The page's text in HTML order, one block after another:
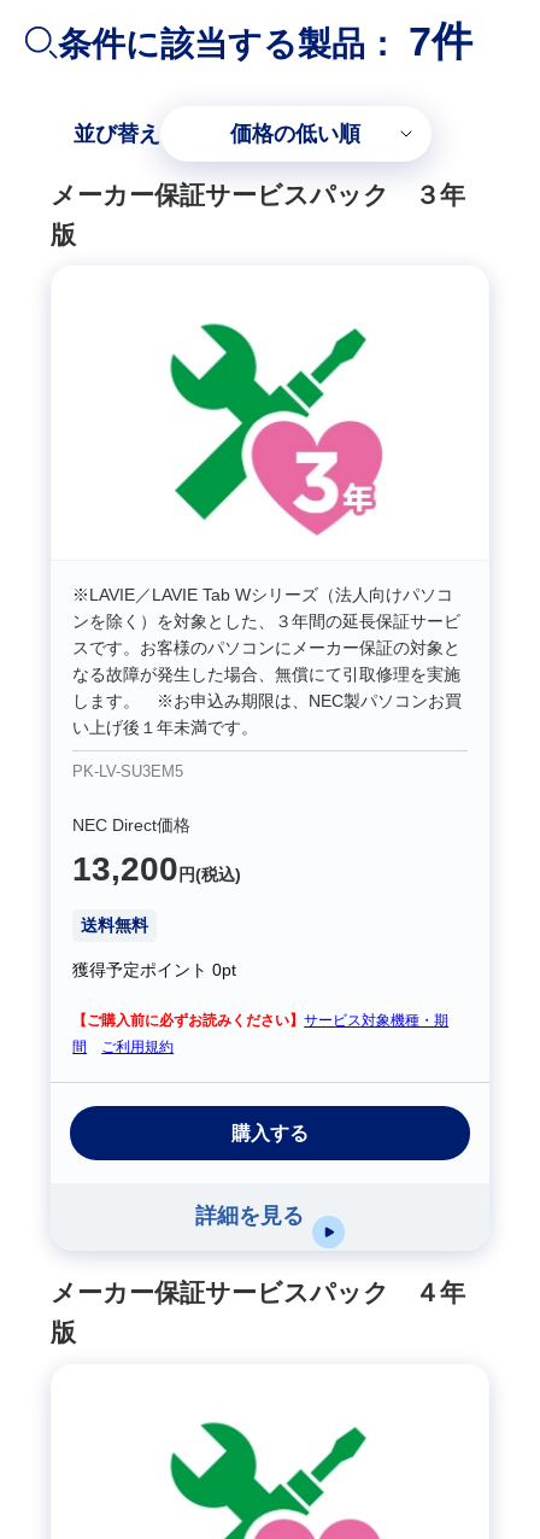
条件に該当する製品： 7件
並び替え 価格の低い順
メーカー保証サービスパック ３年
版
※LAVIE／LAVIE Tab Wシリーズ（法人向けパソコ
ンを除く）を対象とした、３年間の延長保証サービ
スです。お客様のパソコンにメーカー保証の対象と
なる故障が発生した場合、無償にて引取修理を実施
します。 ※お申込み期限は、NEC製パソコンお買
い上げ後１年未満です。
PK-LV-SU3EM5
NEC Direct価格
13,200 円(税込)
送料無料
獲得予定ポイント0pt
【ご購入前に必ずお読みください】サービス対象機種・期
間
ご利用規約
購入する
詳細を見る
メーカー保証サービスパック ４年
版